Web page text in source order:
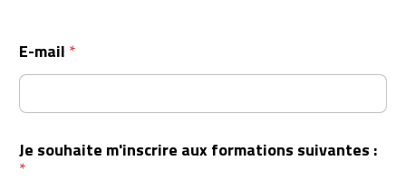
E-mail *
Je souhaite m'inscrire aux formations suivantes :
*